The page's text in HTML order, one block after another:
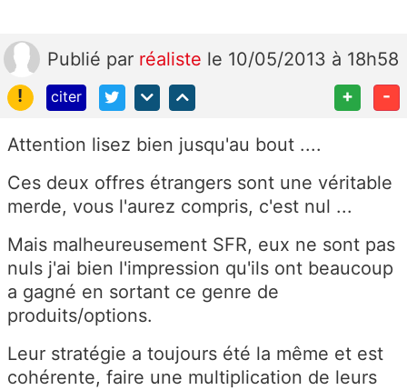
Publié par réaliste le 10/05/2013 à 18h58
!
citer + -
Attention lisez bien jusqu'au bout ....
Ces deux offres étrangers sont une véritable
merde, vous l'aurez compris, c'est nul ...
Mais malheureusement SFR, eux ne sont pas
nuls j'ai bien l'impression qu'ils ont beaucoup
a gagné en sortant ce genre de
produits/options.
Leur stratégie a toujours été la même et est
cohérente, faire une multiplication de leurs